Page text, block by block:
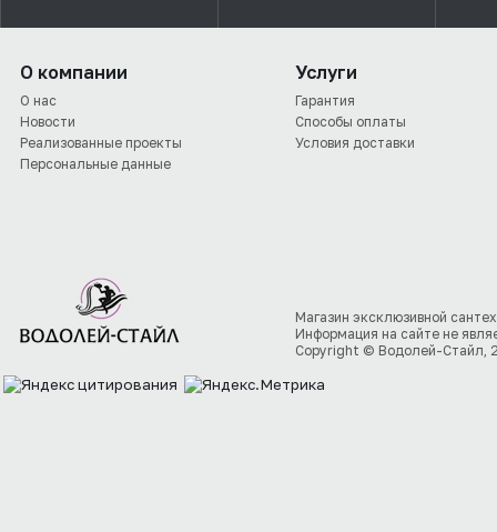
О компании
О нас
Новости
Реализованные проекты
Персональные данные
Услуги
Гарантия
Способы оплаты
Условия доставки
Магазин эксклюзивной
Информация на сайте не
Copyright © Водолей-Стайл,